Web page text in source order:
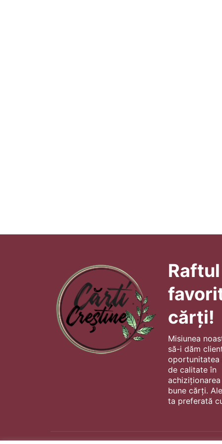
cărți!
Misiunea
să-i dăm
oportunitatea
de calitate în
bune cărți.
ta preferată